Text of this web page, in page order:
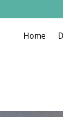
Home